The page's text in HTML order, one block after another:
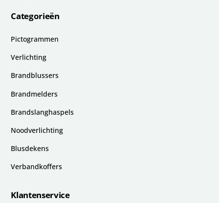
Categorieën
Pictogrammen
Verlichting
Brandblussers
Brandmelders
Brandslanghaspels
Noodverlichting
Blusdekens
Verbandkoffers
Klantenservice